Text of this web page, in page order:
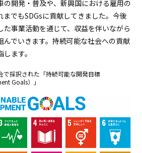
の開発・普及や、新興国における雇用の
でもSDGsに貢献してきました。今後
た事業活動を通じて、収益を伴いながら
んでいきます。持続可能な社会への貢献
ます。
採択された「持続可能な開発目標
Goals）」